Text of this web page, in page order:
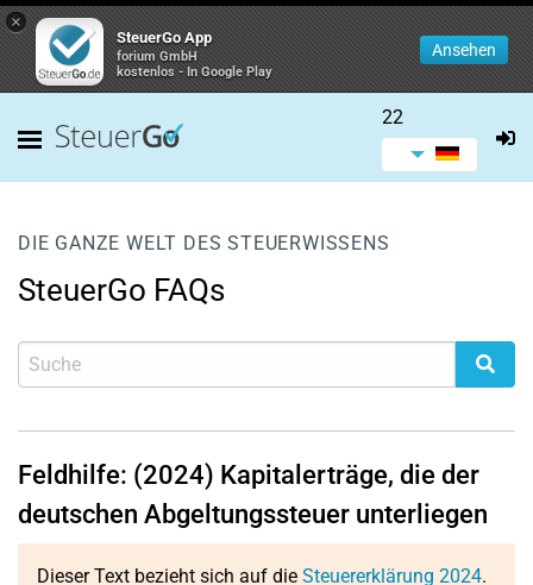
×
SteuerGo App
forium GmbH
kostenlos - In Google Play
Ansehen
22
DIE GANZE WELT DES STEUERWISSENS
SteuerGo FAQs
Feldhilfe: (2024) Kapitalerträge, die der
deutschen Abgeltungssteuer unterliegen
Dieser Text bezieht sich auf die Steuererklärung 2024.